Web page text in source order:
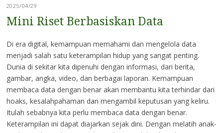
2025/04/29
Mini Riset Berbasiskan Data
Di era digital, kemampuan memahami dan mengelola data
menjadi salah satu keterampilan hidup yang sangat penting.
Dunia di sekitar kita dipenuhi dengan informasi, dari berita,
gambar, angka, video, dan berbagai laporan. Kemampuan
membaca data dengan benar akan membantu kita terhindar dari
hoaks, kesalahpahaman dan mengambil keputusan yang keliru.
Itulah sebabnya kita perlu membaca data dengan benar.
Keterampilan ini dapat diajarkan sejak dini. Dengan melatih anak-